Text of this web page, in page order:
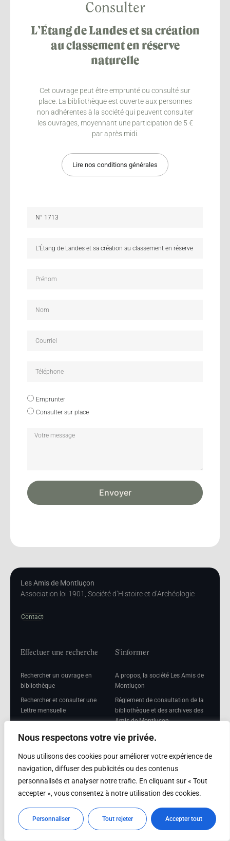
Nous respectons votre vie privée.
Nous utilisons des cookies pour améliorer votre expérience de
navigation, diffuser des publicités ou des contenus
personnalisés et analyser notre trafic. En cliquant sur « Tout
accepter », vous consentez à notre utilisation des cookies.
Personnaliser Tout rejeter Accepter tout
Consulter
L’Étang de Landes et sa création
au classement en réserve
naturelle
Cet ouvrage peut être emprunté ou consulté sur
place. La bibliothèque est ouverte aux personnes
non adhérentes à la société qui peuvent consulter
les ouvrages, moyennant une participation de 5 €
par après midi.
Lire nos conditions générales
Emprunter
Consulter sur place
Envoyer
Les Amis de Montluçon
Association loi 1901, Société d’Histoire et d’Archéologie
Contact
Effectuer une recherche
Rechercher un ouvrage en
bibliothèque
Rechercher et consulter une
Lettre mensuelle
mensuelle
S'informer
A propos, la société Les Amis de
Montluçon
Réglement de consultation de la
bibliothèque et des archives des
Amis de Montluçon
Mentions légales
Adhérer